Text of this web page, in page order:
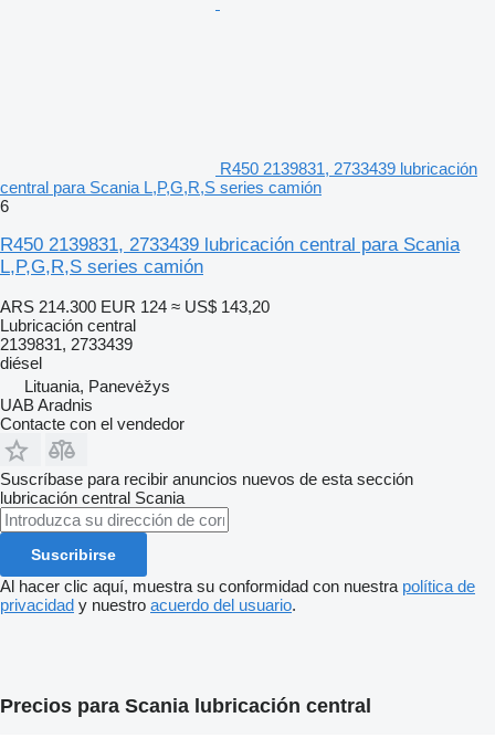
R450 2139831, 2733439 lubricación
central para Scania L,P,G,R,S series camión
6
R450 2139831, 2733439 lubricación central para Scania
L,P,G,R,S series camión
ARS 214.300 EUR 124 ≈ US$ 143,20
Lubricación central
2139831, 2733439
diésel
Lituania, Panevėžys
UAB Aradnis
Contacte con el vendedor
Suscríbase para recibir anuncios nuevos de esta sección
lubricación central Scania
Suscribirse
Al hacer clic aquí, muestra su conformidad con nuestra política de
privacidad y nuestro acuerdo del usuario.
Precios para Scania lubricación central